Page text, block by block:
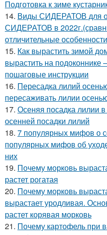
Подготовка к зиме
14. Виды СИДЕРАТОВ для
СИДЕРАТОВ в
отличительные
15. Как вырастить зимой
вырастить на подоконнике
пошаговые инструкции
16. Пересадка лилий
пересаживать лилии
17. Осеняя посадка лилии
осенней посадки лилий
18. 7 популярных мифов о
популярных мифов об
них
19. Почему морковь
растет рогатая
20. Почему морковь
вырастает уродливая.
растет корявая морковь
21. Почему картофель при